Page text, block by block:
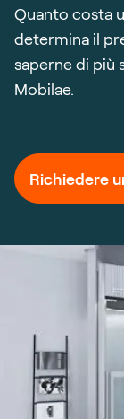
Quanto costa
determina il
saperne di più
Mobilae.
Richiedere